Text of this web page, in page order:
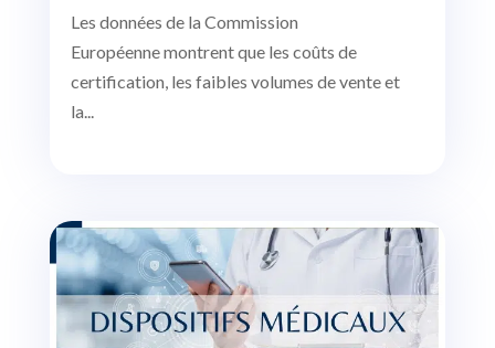
Les données de la Commission
Européenne montrent que les coûts de
certification, les faibles volumes de vente et
la...